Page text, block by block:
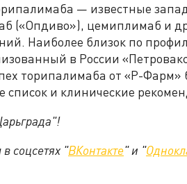
— известные
(«Опдиво»), цемиплимаб и
Наиболее близок по
в России
торипалимаба от «Р-Фарм»
список и клинические
соцсетях "ВКонтакте" и "